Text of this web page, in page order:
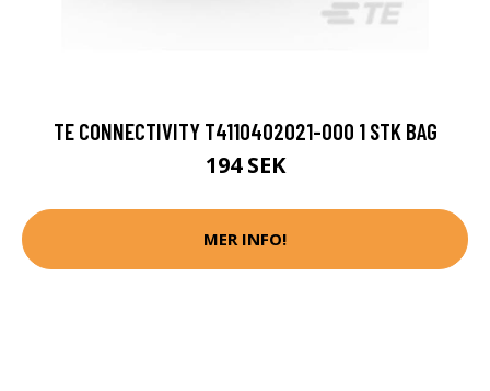
TE CONNECTIVITY T4110402021-000 1 STK BAG
194 SEK
MER INFO!